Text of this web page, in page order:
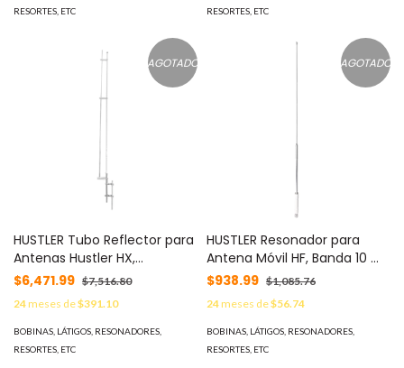
RESORTES, ETC
RESORTES, ETC
AGOTADO
HUSTLER Tubo Reflector para
Antenas Hustler HX,
Aumenta 3 dB de Ganancia,
Rango de 139-174 MHz MOD:
RTA-150HX
$6,471.99 $7,516.80
24meses de$391.10
BOBINAS, LÁTIGOS, RESONADORES,
RESORTES, ETC
AGOTADO
HUSTLER Resonador para
Antena Móvil HF, Banda 10 m
(28 MHz). MOD: RM-10
$938.99 $1,085.76
24meses de$56.74
BOBINAS, LÁTIGOS, RESONADORES,
RESORTES, ETC